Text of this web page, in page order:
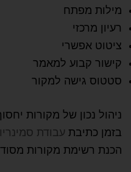
מילות מפתח
רעיון מרכזי
ציטוט אפשרי
קישור קבוע למאמר
סטטוס גישה למקור
ניהול נכון של מקורות
בזמן כתיבת עבודת
הכנת רשימת מקורות